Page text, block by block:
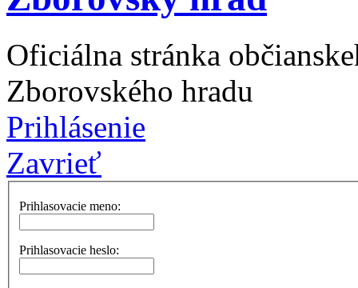
Oficiálna stránka
Zborovského hradu
Prihlásenie
Zavrieť
Prihlasovacie meno:
Prihlasovacie heslo: